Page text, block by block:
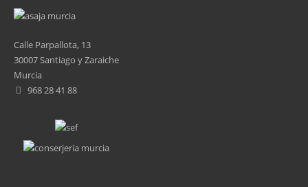
Calle Parpallota, 13
30007 Santiago y Zaraiche
Murcia
968 28 41 88